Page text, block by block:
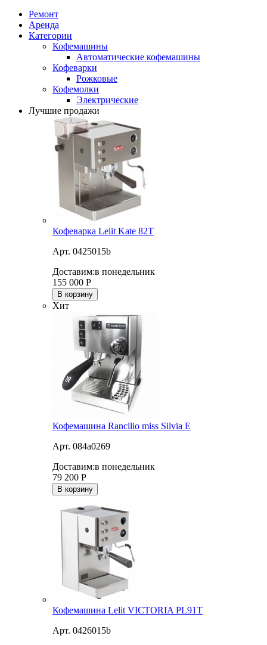
Ремонт
Аренда
Категории
Кофемашины
Автоматические кофемашины
Кофеварки
Рожковые
Кофемолки
Электрические
Лучшие продажи
Кофеварка Lelit Kate 82T
Арт. 0425015b
Доставим:в понедельник
155 000 Р
В корзину
Хит
Кофемашина Rancilio miss Silvia E
Арт. 084a0269
Доставим:в понедельник
79 200 Р
В корзину
Кофемашина Lelit VICTORIA PL91T
Арт. 0426015b